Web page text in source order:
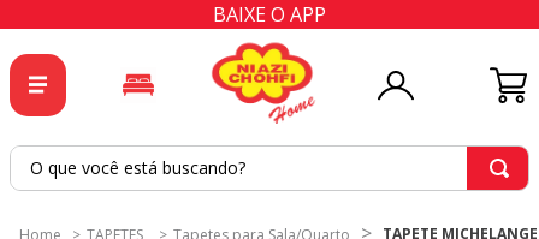
BAIXE O APP
O que você está buscando?
TAPETE